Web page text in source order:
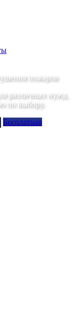
пожаров
различных нужд.
по выбору.
Бесплатная